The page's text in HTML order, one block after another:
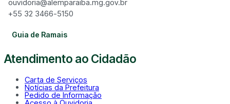
ouvidoria@alemparaiba.mg.gov.br
+55 32 3466-5150
Guia de Ramais
Atendimento ao Cidadão
Carta de Serviços
Notícias da Prefeitura
Pedido de Informação